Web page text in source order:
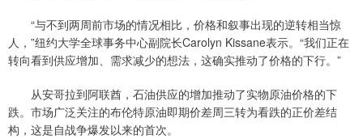
“与不到两周前市场的情况相比，价格和叙事出现的逆转相当惊
人，”纽约大学全球事务中心副院长Carolyn Kissane表示。“我们正在
转向看到供应增加、需求减少的想法，这确实推动了价格的下行。”
从安哥拉到阿联酋，石油供应的增加推动了实物原油价格的下
跌。市场广泛关注的布伦特原油即期价差周三转为看跌的正价差结
构，这是自战争爆发以来的首次。